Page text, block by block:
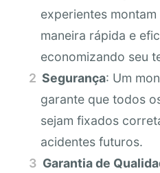
experientes
maneira rápida e
economizando seu
Segurança: Um
garante que todos
sejam fixados
acidentes futuros.
Garantia de